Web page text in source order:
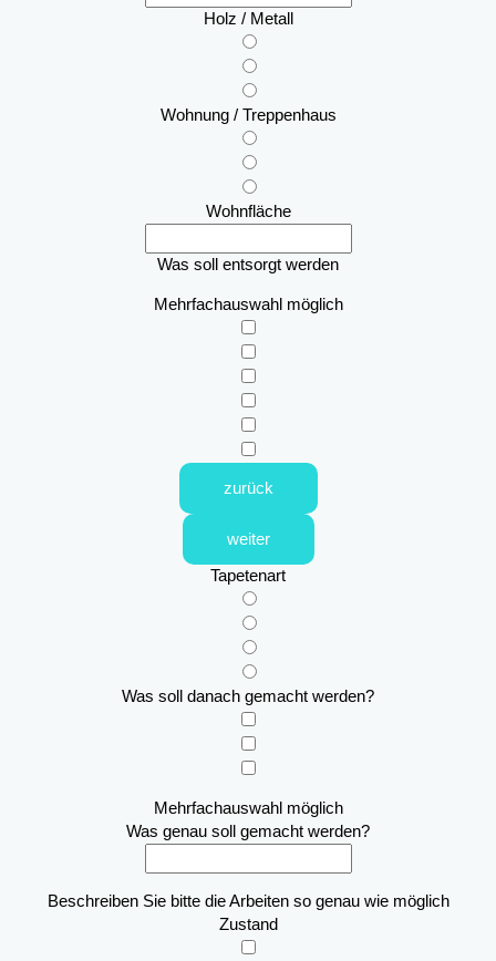
Holz / Metall
Wohnung / Treppenhaus
Wohnfläche
Was soll entsorgt werden
Mehrfachauswahl möglich
zurück
weiter
Tapetenart
Was soll danach gemacht werden?
Mehrfachauswahl möglich
Was genau soll gemacht werden?
Beschreiben Sie bitte die Arbeiten so genau wie möglich
Zustand